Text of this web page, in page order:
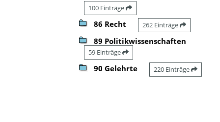
100 Einträge
86 Recht 262 Einträge
89 Politikwissenschaften
59 Einträge
90 Gelehrte 220 Einträge